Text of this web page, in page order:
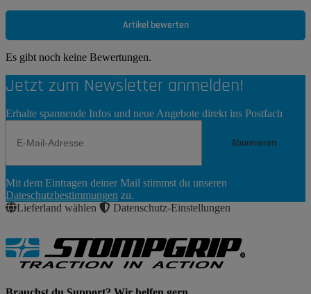
Artikel bewerten
Es gibt noch keine Bewertungen.
Jetzt zum Newsletter anmelden!
Erhalte spannende Infos und neue Angebote direkt ins Postfach
Abonnieren
Abonnieren
Mit dem Eintragen deiner Mail stimmst du unseren
Dateschutzbestimmungen zu.
Lieferland wählen
Datenschutz-Einstellungen